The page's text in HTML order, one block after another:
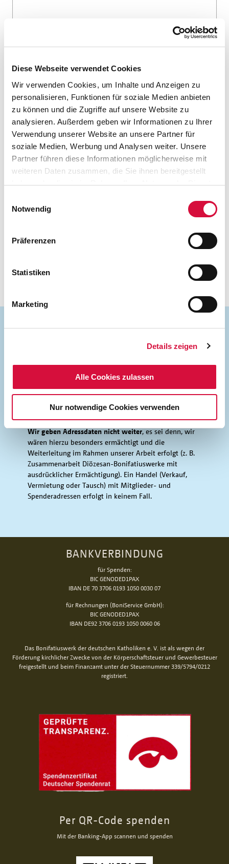
Diese Webseite verwendet Cookies
Wir verwenden Cookies, um Inhalte und Anzeigen zu
personalisieren, Funktionen für soziale Medien anbieten
zu können und die Zugriffe auf unsere Website zu
analysieren. Außerdem geben wir Informationen zu Ihrer
Verwendung unserer Website an unsere Partner für
soziale Medien, Werbung und Analysen weiter. Unsere
Partner führen diese Informationen möglicherweise mit
weiteren Daten zusammen, die Sie ihnen bereitgestellt
haben oder die sie im Rahmen Ihrer Nutzung der Dienste
Cookies, wenn Sie unsere Webseite weiterhin nutzen.
Notwendig
Präferenzen
Statistiken
Marketing
Details zeigen
Alle Cookies zulassen
Nur notwendige Cookies verwenden
Es gilt die Datenschutzerklärung.*
ÄNDERUNGSWÜNSCHE ABSENDEN
Daten
Berücksichtigung derDatenschutzregeln (nach
Kirchlichem Datenschutzgesetz)mit Ihren Daten um.
Wir geben Adressdaten nicht weiter, es sei denn, wir
wären hierzu besonders ermächtigt und die
Weiterleitung im Rahmen unserer Arbeit erfolgt (z. B.
Zusammenarbeit Diözesan-Bonifatiuswerke mit
ausdrücklicher Ermächtigung). Ein Handel (Verkauf,
Vermietung oder Tausch) mit Mitglieder- und
Spenderadressen erfolgt in keinem Fall.
BANKVERBINDUNG
für Spenden:
BIC GENODED1PAX
IBAN DE 70 3706 0193 1050 0030 07
für Rechnungen (BoniService GmbH):
BIC GENODED1PAX
IBAN DE92 3706 0193 1050 0060 06
Das Bonifatiuswerk der deutschen Katholiken e. V. ist als wegen der
Förderung kirchlicher Zwecke von der Körperschaftsteuer und Gewerbesteuer
freigestellt und beim Finanzamt unter der Steuernummer 339/5794/0212
registriert.
Per QR-Code spenden
Mit der Banking-App scannen und spenden